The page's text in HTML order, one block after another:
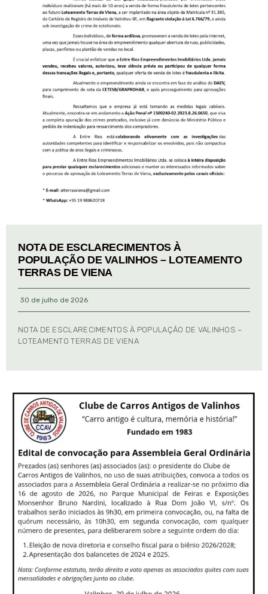
NOTA DE ESCLARECIMENTOS À
POPULAÇÃO DE VALINHOS – LOTEAMENTO
TERRAS DE VIENA
30 de julho de 2026
NOTA DE ESCLARECIMENTOS À POPULAÇÃO DE VALINHOS –
LOTEAMENTO TERRAS DE VIENA